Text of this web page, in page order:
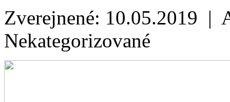
Zverejnené: 10.05.2019 |
Nekategorizované